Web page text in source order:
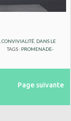
CONVIVIALITÉ, DANS LE
TAGS : PROMENADE-
Page suivante